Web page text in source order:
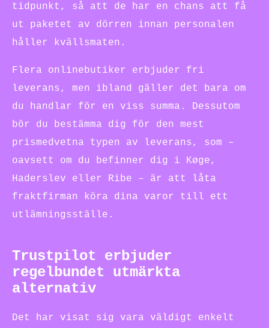
tidpunkt, så att de har en chans att få
ut paketet av dörren innan personalen
håller kvällsmaten.
Flera onlinebutiker erbjuder fri
leverans, men ibland gäller det bara om
du handlar för en viss summa. Dessutom
bör du bestämma dig för den mest
prismedvetna typen av leverans, som –
oavsett om du befinner dig i Køge,
Haderslev eller Ribe – är att låta
fraktfirman köra dina varor till ett
utlämningsställe.
Trustpilot erbjuder
regelbundet utmärkta
alternativ
Det har visat sig vara väldigt enkelt